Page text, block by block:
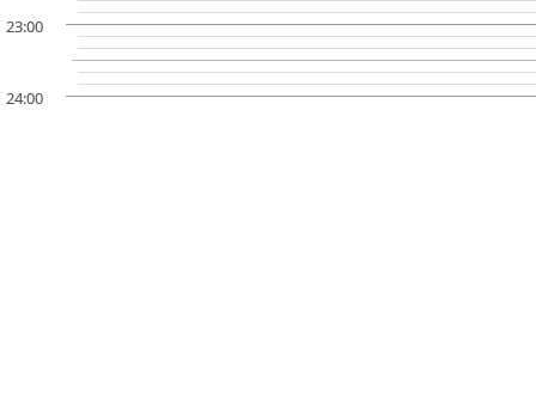
23:00
24:00